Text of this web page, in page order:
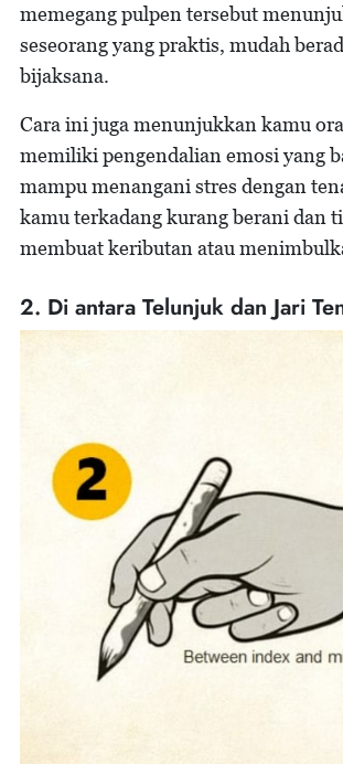
memegang pulpen tersebut
seseorang yang praktis, mudah
bijaksana.
Cara ini juga menunjukkan kamu
memiliki pengendalian emosi yang
mampu menangani stres dengan
kamu terkadang kurang berani dan
membuat keributan atau
2. Di antara Telunjuk dan Jari